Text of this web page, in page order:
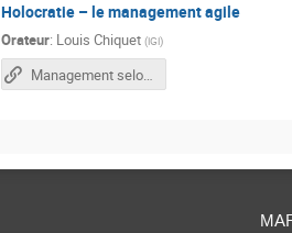
Holocratie – le management agile
Orateur: Louis Chiquet (iGi)
Management selon l'Agile